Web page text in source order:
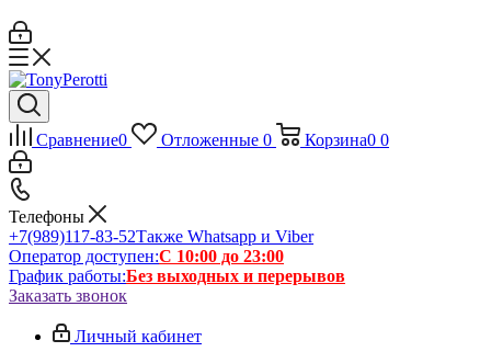
Сравнение0 Отложенные 0 Корзина0 0
Телефоны
+7(989)117-83-52Также Whatsapp и Viber
Оператор доступен:С 10:00 до 23:00
График работы:Без выходных и перерывов
Заказать звонок
Личный кабинет